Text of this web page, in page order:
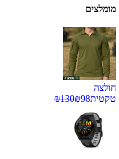
מומלצים
חולצה
טקטית
₪98
₪130